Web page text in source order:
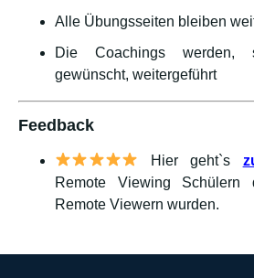
Alle Übungsseiten bleiben
Die Coachings werden,
gewünscht, weitergeführt
Feedback
Hier geht`s
Remote Viewing Schülern
Remote Viewern wurden.